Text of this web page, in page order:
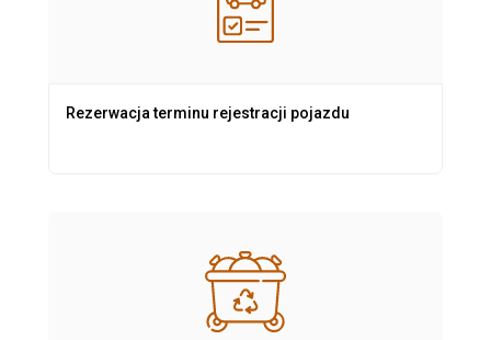
Rezerwacja terminu rejestracji pojazdu